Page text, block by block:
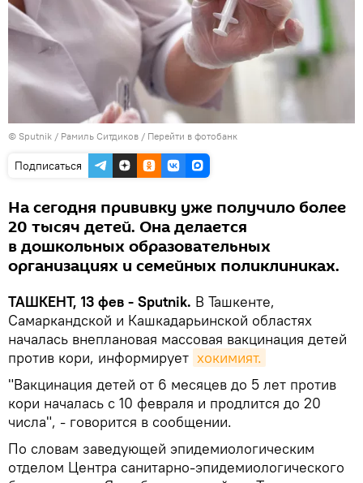
© Sputnik / Рамиль Ситдиков / Перейти в фотобанк
Подписаться
На сегодня прививку уже получило более
20 тысяч детей. Она делается
в дошкольных образовательных
организациях и семейных поликлиниках.
ТАШКЕНТ, 13 фев - Sputnik. В Ташкенте,
Самаркандской и Кашкадарьинской областях
началась внеплановая массовая вакцинация детей
против кори, информирует хокимият.
"Вакцинация детей от 6 месяцев до 5 лет против
кори началась с 10 февраля и продлится до 20
числа", - говорится в сообщении.
По словам заведующей эпидемиологическим
отделом Центра санитарно-эпидемиологического